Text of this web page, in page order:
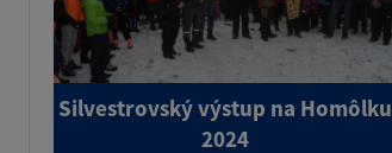
Silvestrovský výstup na Homôlku
2024